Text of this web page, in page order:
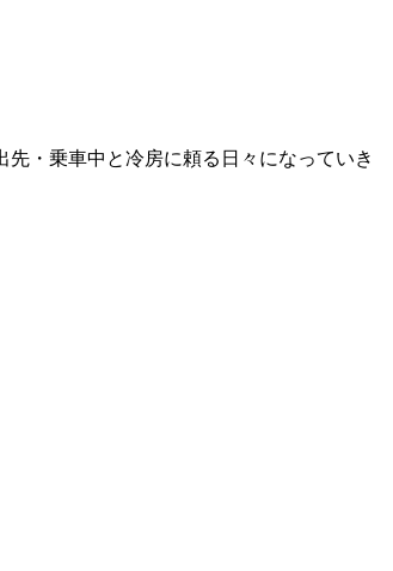
・乗車中と冷房に頼る日々になっていき